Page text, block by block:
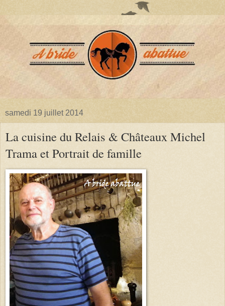
samedi 19 juillet 2014
La cuisine du Relais & Châteaux Michel
Trama et Portrait de famille